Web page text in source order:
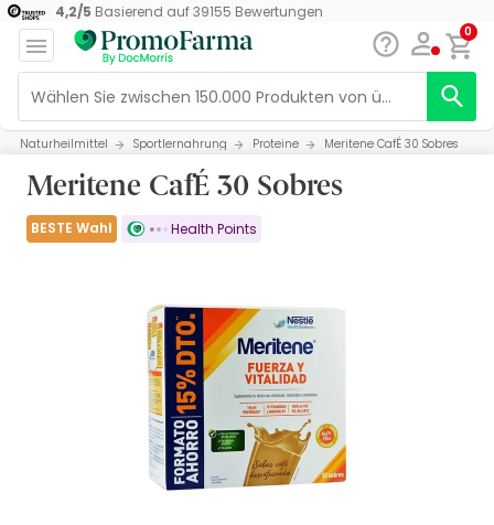
4,2/5 Basierend auf39155 Bewertungen
0
Naturheilmittel Sportlernahrung Proteine Meritene CafÉ 30 Sobres
Meritene CafÉ 30 Sobres
BESTE Wahl Health Points